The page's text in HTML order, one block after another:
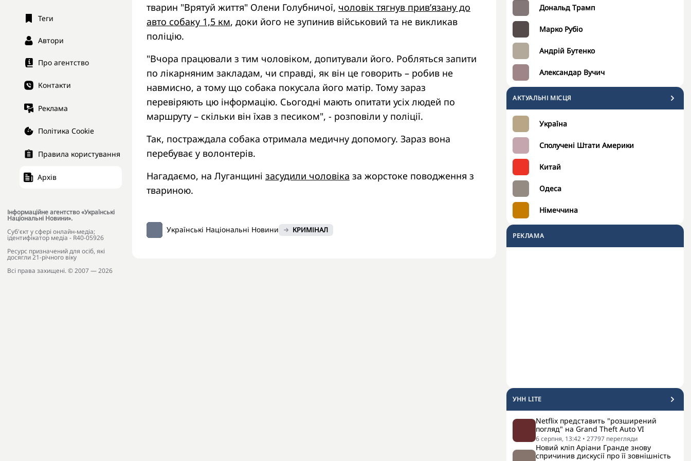
Теги
Автори
Про агентство
Контакти
Реклама
Політика Cookie
Правила користування
Архів
Інформаційне агентство «Українські
Національні Новини».
Cуб'єкт у сфері онлайн-медіа;
ідентифікатор медіа - R40-05926
Ресурс призначений для осіб, які
досягли 21-річного віку
Всі права захищені. © 2007 — 2026
Дональд Трамп
Марко Рубіо
Андрій Бутенко
Александар Вучич
АКТУАЛЬНІ МІСЦЯ
Україна
Сполучені Штати Америки
Китай
Одеса
Німеччина
РЕКЛАМА
УНН LITE
Netflix представить "розширений
погляд" на Grand Theft Auto VI
6 серпня, 13:42 • 27797 перегляди
Новий кліп Аріани Гранде знову
спричинив дискусії про її зовнішність
тварин "Врятуй життя" Олени Голубничої, чоловік тягнув прив’язану до
авто собаку 1,5 км, доки його не зупинив військовий та не викликав
поліцію.
"Вчора працювали з тим чоловіком, допитували його. Робляться запити
по лікарняним закладам, чи справді, як він це говорить – робив не
навмисно, а тому що собака покусала його матір. Тому зараз
перевіряють цю інформацію. Сьогодні мають опитати усіх людей по
маршруту – скільки він їхав з песиком", - розповіли у поліції.
Так, постраждала собака отримала медичну допомогу. Зараз вона
перебуває у волонтерів.
Нагадаємо, на Луганщині засудили чоловіка за жорстоке поводження з
твариною.
Українські Національні Новини КРИМІНАЛ